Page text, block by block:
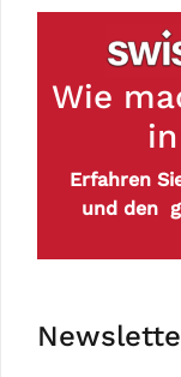
Wie
Erfahren
und den